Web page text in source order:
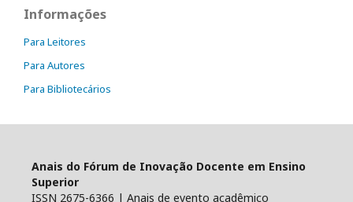
Informações
Para Leitores
Para Autores
Para Bibliotecários
Anais do Fórum de Inovação Docente em Ensino
Superior
ISSN 2675-6366 | Anais de evento acadêmico